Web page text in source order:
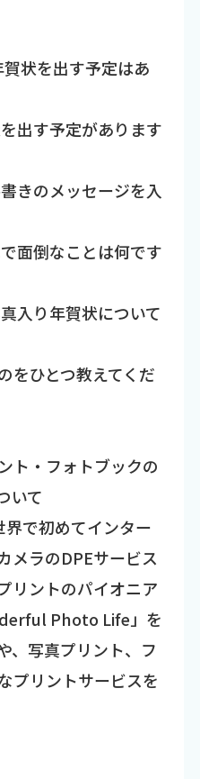
賀状を出す予定はあ
出す予定があります
きのメッセージを入
面倒なことは何です
入り年賀状について
をひとつ教えてくだ
ト・フォトブックの
いて
で初めてインター
メラのDPEサービス
リントのパイオニア
Photo Life」を
、写真プリント、フ
プリントサービスを